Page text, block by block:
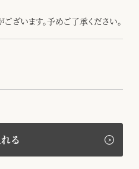
ざいます。予めご了承ください。
る